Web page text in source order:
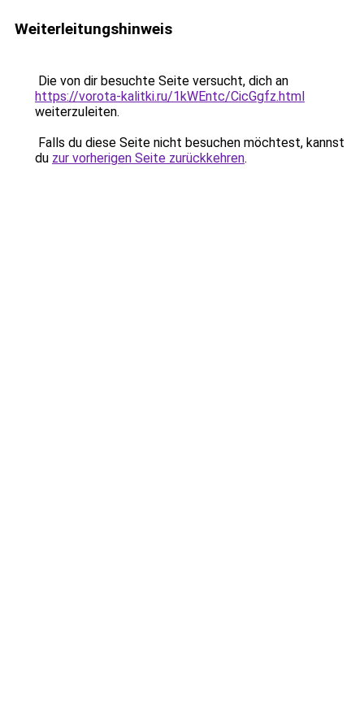
Weiterleitungshinweis
Die von dir besuchte Seite versucht, dich an
https://vorota-kalitki.ru/1kWEntc/CicGgfz.html
weiterzuleiten.
Falls du diese Seite nicht besuchen möchtest, kannst
du zur vorherigen Seite zurückkehren.